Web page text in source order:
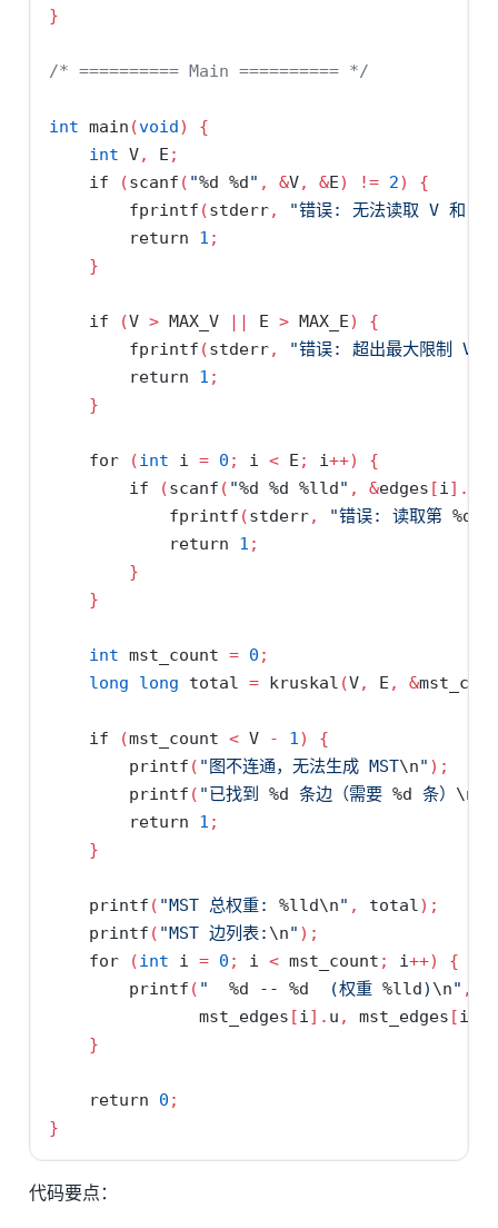
}
/* ========== Main ========== */
int main (void)
{
int V, E ;
if
(scanf ( "%d %d" , &V, &E) != 2)
{
        fprintf
(stderr, "错误: 无法读取 V 和 E
return
1 ;
}
if (V > MAX_V || E > MAX_E)
{
        fprintf
(stderr, "错误: 超出最大限制 V=
return
1 ;
}
for (int i = 0 ; i < E ; i++)
{
if
(scanf ( "%d %d %lld" , &edges [i].
            fprintf
(stderr, "错误: 读取第 %d
return
1 ;
}
}
int mst_count = 0 ;
long
long total = kruskal (V, E , &
if (mst_count < V - 1)
{
        printf
( "图不连通，无法生成 MST\n" );
        printf
( "已找到 %d 条边（需要 %d 条） \n
return
1 ;
}
    printf
( "MST 总权重: %lld\n" , total);
    printf
( "MST 边列表: \n" );
for
(int i = 0 ; i < mst_count ; i++)
{
        printf
( " %d -- %d
  (权重
%lld) \n" ,
               mst_edges
[i]. u , mst_edges [i
}
return 0 ;
}
代码要点：